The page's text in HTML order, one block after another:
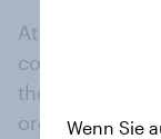
At the heart of
community,
thousands of
organisations
Wenn Sie